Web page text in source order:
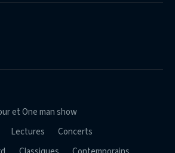
et One man show
Lectures
Concerts